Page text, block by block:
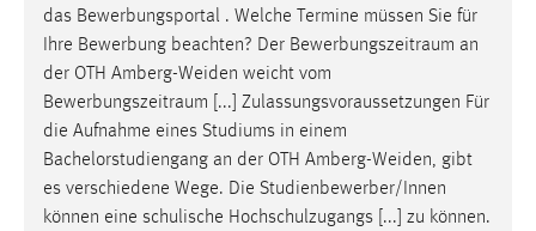
das Bewerbungsportal . Welche Termine müssen Sie für
Ihre Bewerbung beachten? Der Bewerbungszeitraum an
der OTH Amberg-Weiden weicht vom
Bewerbungszeitraum [...] Zulassungsvoraussetzungen Für
die Aufnahme eines Studiums in einem
Bachelorstudiengang an der OTH Amberg-Weiden, gibt
es verschiedene Wege. Die Studienbewerber/Innen
können eine schulische Hochschulzugangs [...] zu können.